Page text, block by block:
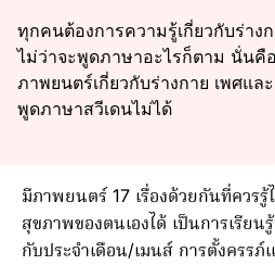
ทุกคนต้องการความรู้เกี่ยวกับร่าง
ไม่ว่าจะพูดภาษาอะไรก็ตาม นั่นคื
ภาพยนตร์เกี่ยวกับร่างกาย เพศแ
พูดภาษาสวีเดนไม่ได้
มีภาพยนตร์ 17 เรื่องด้วยกันที่ควรรู้
สุขภาพของตนเองได้ เป็นการเรียน
กับประจำเดือน/เมนส์ การตั้งครรภ์